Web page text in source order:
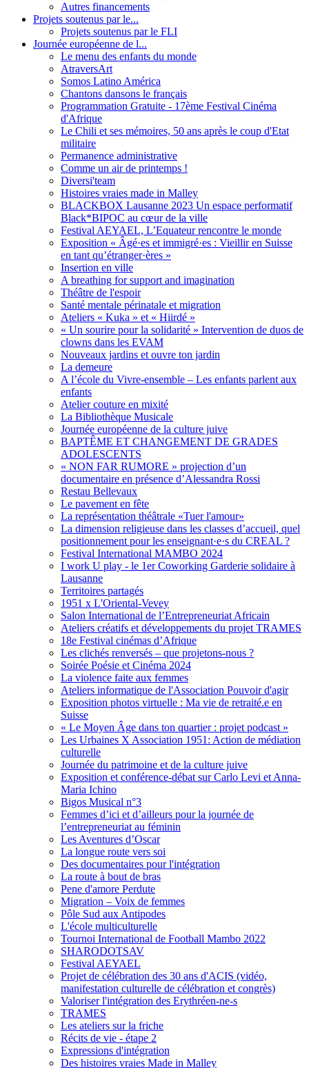
Autres financements
Projets soutenus par le...
Projets soutenus par le FLI
Journée européenne de l...
Le menu des enfants du monde
AtraversArt
Somos Latino América
Chantons dansons le français
Programmation Gratuite - 17ème Festival Cinéma
d'Afrique
Le Chili et ses mémoires, 50 ans après le coup d'Etat
militaire
Permanence administrative
Comme un air de printemps !
Diversi'team
Histoires vraies made in Malley
BLACKBOX Lausanne 2023 Un espace performatif
Black*BIPOC au cœur de la ville
Festival AEYAEL, L’Equateur rencontre le monde
Exposition « Âgé·es et immigré·es : Vieillir en Suisse
en tant qu’étranger·ères »
Insertion en ville
A breathing for support and imagination
Théâtre de l'espoir
Santé mentale périnatale et migration
Ateliers « Kuka » et « Hiirdé »
« Un sourire pour la solidarité » Intervention de duos de
clowns dans les EVAM
Nouveaux jardins et ouvre ton jardin
La demeure
A l’école du Vivre-ensemble – Les enfants parlent aux
enfants
Atelier couture en mixité
La Bibliothèque Musicale
Journée européenne de la culture juive
BAPTÊME ET CHANGEMENT DE GRADES
ADOLESCENTS
« NON FAR RUMORE » projection d’un
documentaire en présence d’Alessandra Rossi
Restau Bellevaux
Le pavement en fête
La représentation théâtrale «Tuer l'amour»
La dimension religieuse dans les classes d’accueil, quel
positionnement pour les enseignant·e·s du CREAL ?
Festival International MAMBO 2024
I work U play - le 1er Coworking Garderie solidaire à
Lausanne
Territoires partagés
1951 x L'Oriental-Vevey
Salon International de l’Entrepreneuriat Africain
Ateliers créatifs et développements du projet TRAMES
18e Festival cinémas d’Afrique
Les clichés renversés – que projetons-nous ?
Soirée Poésie et Cinéma 2024
La violence faite aux femmes
Ateliers informatique de l'Association Pouvoir d'agir
Exposition photos virtuelle : Ma vie de retraité.e en
Suisse
« Le Moyen Âge dans ton quartier : projet podcast »
Les Urbaines X Association 1951: Action de médiation
culturelle
Journée du patrimoine et de la culture juive
Exposition et conférence-débat sur Carlo Levi et Anna-
Maria Ichino
Bigos Musical n°3
Femmes d’ici et d’ailleurs pour la journée de
l’entrepreneuriat au féminin
Les Aventures d’Oscar
La longue route vers soi
Des documentaires pour l'intégration
La route à bout de bras
Pene d'amore Perdute
Migration – Voix de femmes
Pôle Sud aux Antipodes
L'école multiculturelle
Tournoi International de Football Mambo 2022
SHARODOTSAV
Festival AEYAEL
Projet de célébration des 30 ans d'ACIS (vidéo,
manifestation culturelle de célébration et congrès)
Valoriser l'intégration des Erythréen-ne-s
TRAMES
Les ateliers sur la friche
Récits de vie - étape 2
Expressions d'intégration
Des histoires vraies Made in Malley